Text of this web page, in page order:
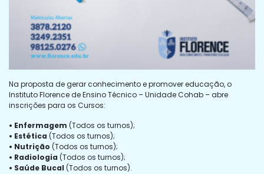
Na proposta de gerar conhecimento e promover educação, o
Instituto Florence de Ensino Técnico – Unidade Cohab – abre
inscrições para os Cursos:
• Enfermagem (Todos os turnos);
• Estética (Todos os turnos);
• Nutrição (Todos os turnos);
• Radiologia (Todos os turnos);
• Saúde Bucal (Todos os turnos).